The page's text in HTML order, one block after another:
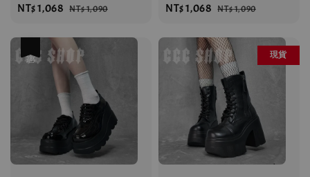
Sale
NT$ 1,068 Regular
NT$ 1,090
Sale
NT$ 1,068 Regular
NT$ 1,090
現貨